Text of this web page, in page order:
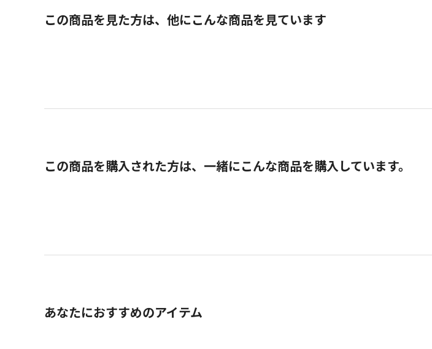
この商品を見た方は、他にこんな商品を見ています
この商品を購入された方は、一緒にこんな商品を購入しています。
あなたにおすすめのアイテム